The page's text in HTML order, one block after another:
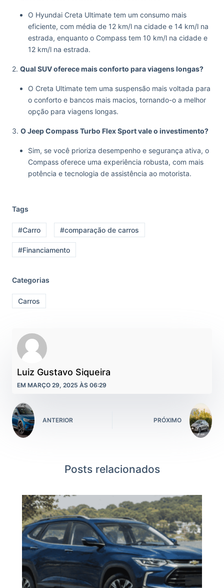
O Hyundai Creta Ultimate tem um consumo mais
eficiente, com média de 12 km/l na cidade e 14 km/l na
estrada, enquanto o Compass tem 10 km/l na cidade e
12 km/l na estrada.
2. Qual SUV oferece mais conforto para viagens longas?
O Creta Ultimate tem uma suspensão mais voltada para
o conforto e bancos mais macios, tornando-o a melhor
opção para viagens longas.
3. O Jeep Compass Turbo Flex Sport vale o investimento?
Sim, se você prioriza desempenho e segurança ativa, o
Compass oferece uma experiência robusta, com mais
potência e tecnologia de assistência ao motorista.
Tags
#Carro #comparação de carros
#Financiamento
Categorias
Carros
Luiz Gustavo Siqueira
EM MARÇO 29, 2025 ÀS 06:29
ANTERIOR PRÓXIMO
Posts relacionados